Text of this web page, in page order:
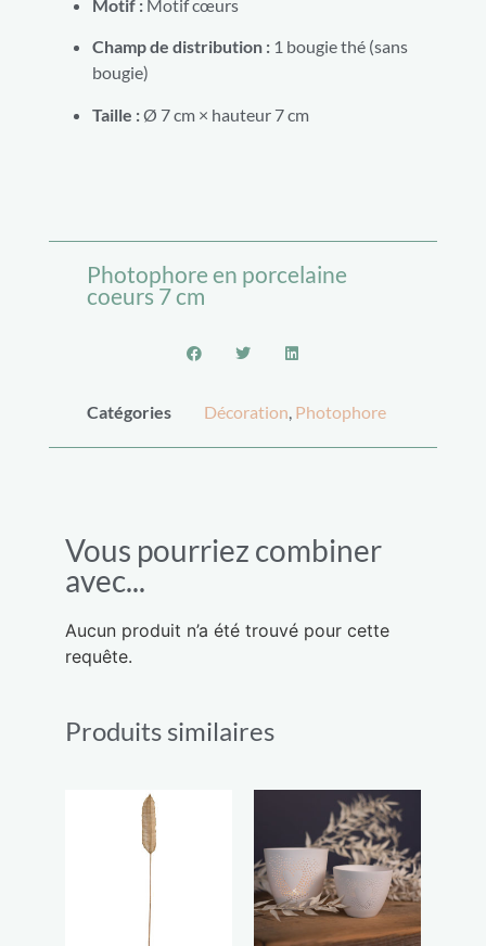
Motif : Motif cœurs
Champ de distribution : 1 bougie thé (sans
bougie)
Taille :Ø 7 cm × hauteur 7 cm
Photophore en porcelaine
coeurs 7 cm
Catégories Décoration, Photophore
Vous pourriez combiner
avec...
Aucun produit n’a été trouvé pour cette
requête.
Produits similaires